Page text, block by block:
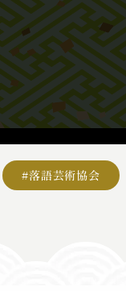
#落語芸術協会